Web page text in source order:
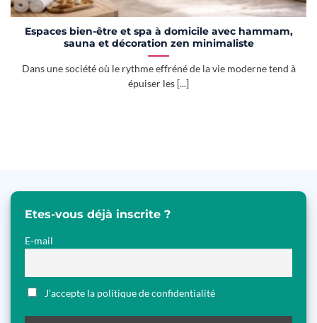
Espaces bien-être et spa à domicile avec hammam,
sauna et décoration zen minimaliste
Dans une société où le rythme effréné de la vie moderne tend à
épuiser les [...]
Etes-vous déjà inscrite ?
E-mail
J'accepte la politique de confidentialité